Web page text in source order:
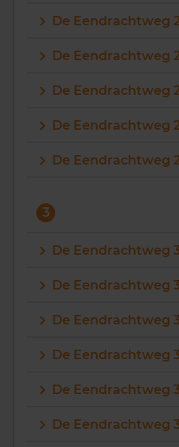
De Eendrachtweg
De Eendrachtweg
De Eendrachtweg
De Eendrachtweg
De Eendrachtweg
3
De Eendrachtweg
De Eendrachtweg
De Eendrachtweg
De Eendrachtweg
De Eendrachtweg
De Eendrachtweg